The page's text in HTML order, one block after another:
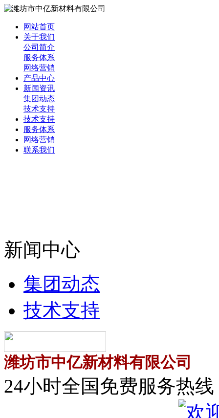
网站首页
关于我们
公司简介
服务体系
网络营销
产品中心
新闻资讯
集团动态
技术支持
技术支持
服务体系
网络营销
联系我们
新闻中心
集团动态
技术支持
潍坊市中亿新材料有限公司
24小时全国免费服务热线